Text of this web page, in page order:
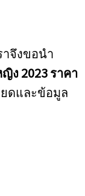
าจึงขอนำ
ง 2023 ราคา
ดและข้อมูล